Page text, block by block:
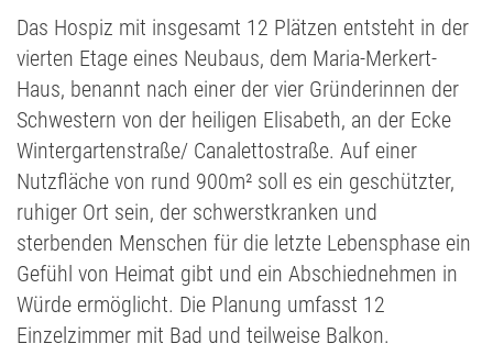
Das Hospiz mit insgesamt 12 Plätzen entsteht in der
vierten Etage eines Neubaus, dem Maria-Merkert-
Haus, benannt nach einer der vier Gründerinnen der
Schwestern von der heiligen Elisabeth, an der Ecke
Wintergartenstraße/ Canalettostraße. Auf einer
Nutzfläche von rund 900m² soll es ein geschützter,
ruhiger Ort sein, der schwerstkranken und
sterbenden Menschen für die letzte Lebensphase ein
Gefühl von Heimat gibt und ein Abschiednehmen in
Würde ermöglicht. Die Planung umfasst 12
Einzelzimmer mit Bad und teilweise Balkon.